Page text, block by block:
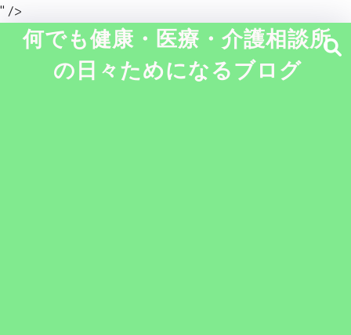
" />
何でも健康・医療・介護相談所
の日々ためになるブログ